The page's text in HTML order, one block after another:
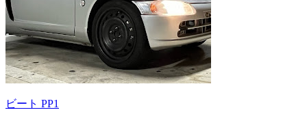
ビート PP1